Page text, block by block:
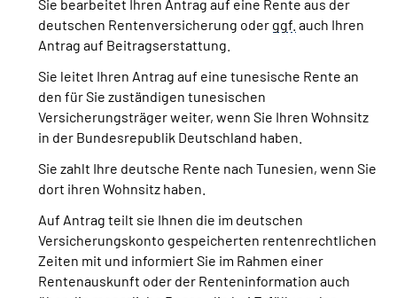
Sie bearbeitet Ihren Antrag auf eine Rente aus der
deutschen Rentenversicherung oder ggf. auch Ihren
Antrag auf Beitragserstattung.
Sie leitet Ihren Antrag auf eine tunesische Rente an
den für Sie zuständigen tunesischen
Versicherungsträger weiter, wenn Sie Ihren Wohnsitz
in der Bundesrepublik Deutschland haben.
Sie zahlt Ihre deutsche Rente nach Tunesien, wenn Sie
dort ihren Wohnsitz haben.
Auf Antrag teilt sie Ihnen die im deutschen
Versicherungskonto gespeicherten rentenrechtlichen
Zeiten mit und informiert Sie im Rahmen einer
Rentenauskunft oder der Renteninformation auch